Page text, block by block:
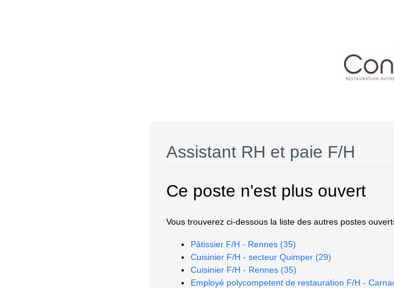
Assistant RH et paie F/H
Ce poste n'est plus ouvert
Vous trouverez ci-dessous la liste des autres postes
Pâtissier F/H - Rennes (35)
Cuisinier F/H - secteur Quimper (29)
Cuisinier F/H - Rennes (35)
Employé polycompetent de restauration F/H -